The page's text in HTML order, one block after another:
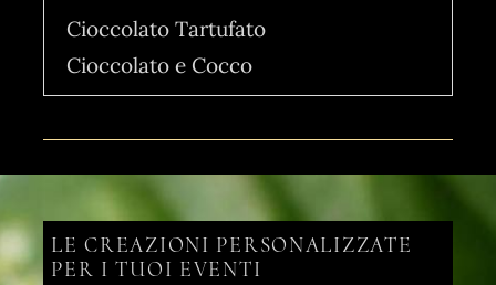
Cioccolato Tartufato
Cioccolato e Cocco
LE CREAZIONI PERSONALIZZATE
PER I TUOI EVENTI